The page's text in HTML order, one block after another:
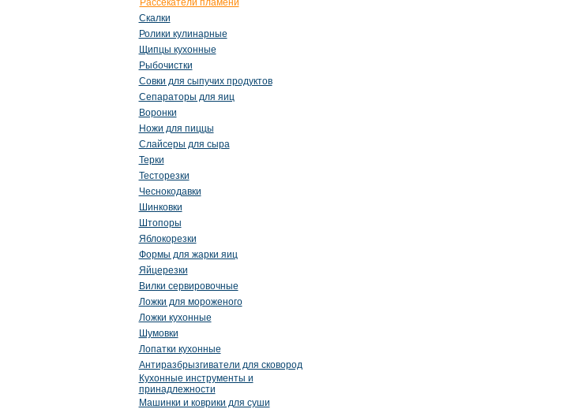
Рассекатели пламени
Скалки
Ролики кулинарные
Щипцы кухонные
Рыбочистки
Совки для сыпучих продуктов
Сепараторы для яиц
Воронки
Ножи для пиццы
Слайсеры для сыра
Терки
Тесторезки
Чеснокодавки
Шинковки
Штопоры
Яблокорезки
Формы для жарки яиц
Яйцерезки
Вилки сервировочные
Ложки для мороженого
Ложки кухонные
Шумовки
Лопатки кухонные
Антиразбрызгиватели для сковород
Кухонные инструменты и
принадлежности
Машинки и коврики для суши